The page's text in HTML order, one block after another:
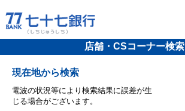
店舗・CSコーナー検索
現在地から検索
電波の状況等により検索結果に誤差が生
じる場合がございます。